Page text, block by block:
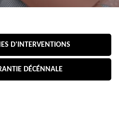
D'INTERVENTIONS
DÉCÉNNALE